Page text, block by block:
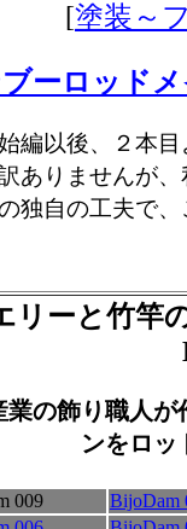
[塗装～
ーロッド
編以後、２本
ありませんが
独自の工夫で
リーと竹竿
業の飾り職人
ンをロッ
009
BijoDam